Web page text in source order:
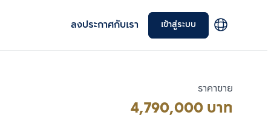
ลงประกาศกับเรา เข้าสู่ระบบ
ราคาขาย
4,790,000 บาท